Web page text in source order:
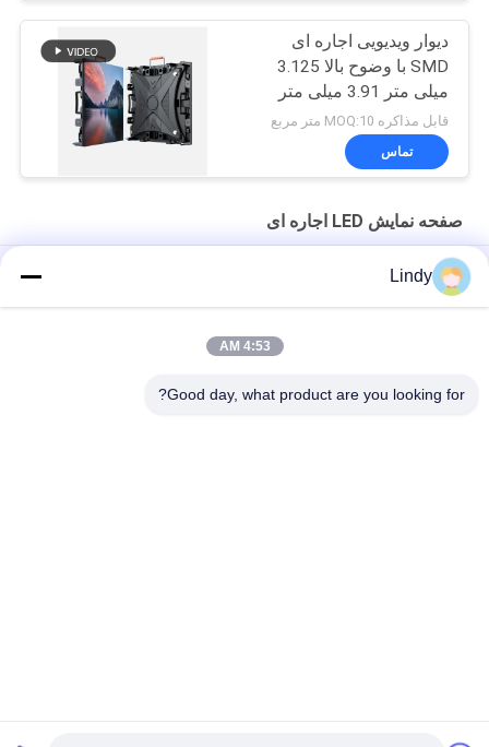
دیوار ویدیویی اجاره ای
SMD با وضوح بالا 3.125
میلی متر 3.91 میلی متر
پیچ پیکسل
قابل مذاکره MOQ:10 متر مربع
تماس
صفحه نمایش LED اجاره ای
هرتز باکس برق قابل جابجایی
Lindy
4:53 AM
Good day, what product are you looking for?